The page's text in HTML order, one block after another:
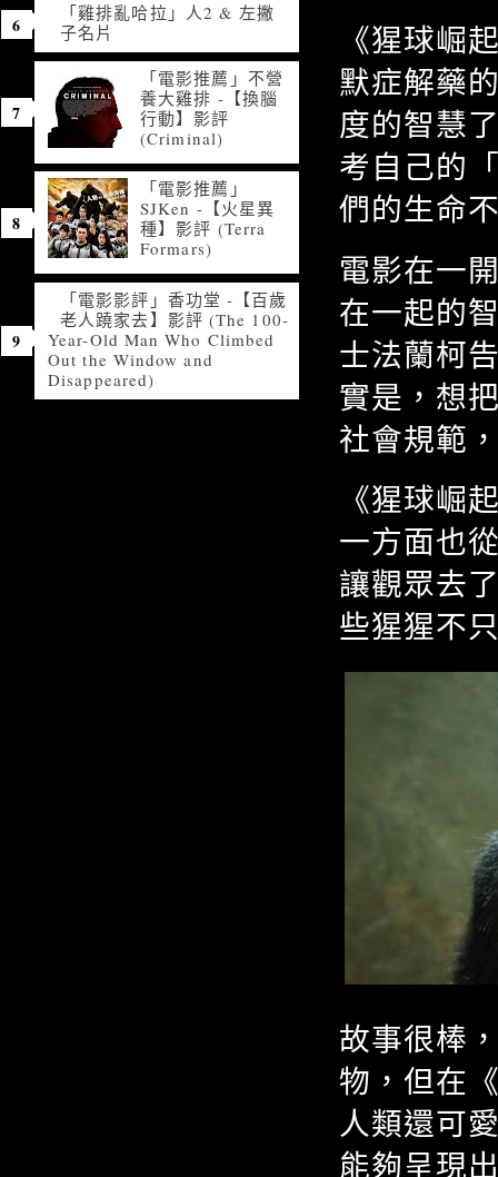
《猩球崛
默症解藥
度的智慧
考自己的
們的生命
電影在一
在一起的
士法蘭柯
實是，想
社會規範
《猩球崛
一方面也
讓觀眾去
些猩猩不
故事很棒
物，但在
人類還可
能夠呈現
「雞排亂哈拉」人2 & 左撇
子名片
「電影推薦」不營
養大雞排 -【換腦
行動】影評
(Criminal)
「電影推薦」
SJKen -【火星異
種】影評 (Terra
Formars)
「電影影評」香功堂 -【百歲
老人蹺家去】影評 (The 100-
Year-Old Man Who Climbed
Out the Window and
Disappeared)